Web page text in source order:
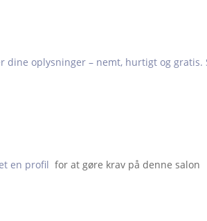
dine oplysninger – nemt, hurtigt og
en profil for at gøre krav på